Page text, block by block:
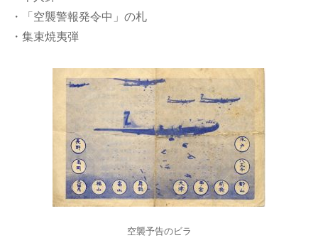
・「空襲警報発令中」の札
・集束焼夷弾
空襲予告のビラ